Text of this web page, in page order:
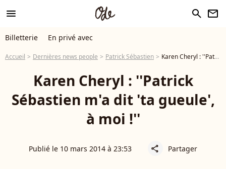
menu search newsletter
Billetterie En privé avec
Accueil Dernières news people Patrick Sébastien Karen Cheryl : ''Patrick Sébastien m'a dit 'ta gueule', à moi !''
Karen Cheryl : ''Patrick
Sébastien m'a dit 'ta gueule',
à moi !''
Publié le 10 mars 2014 à 23:53 share Partager